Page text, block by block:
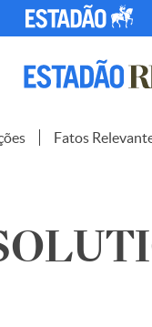
Fatos